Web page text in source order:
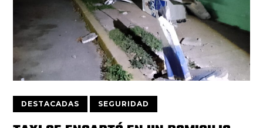
DESTACADAS SEGURIDAD